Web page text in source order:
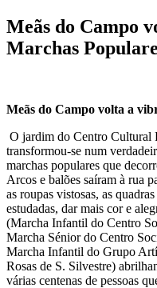
Meãs do Campo
Marchas
Meãs do Campo volta a
O jardim do Centro Cultural
transformou-se num
marchas populares que
Arcos e balões saíram à rua
as roupas vistosas, as
estudadas, dar mais cor e
(Marcha Infantil do Centro
Marcha Sénior do Centro
Marcha Infantil do Grupo
Rosas de S. Silvestre)
várias centenas de pessoas